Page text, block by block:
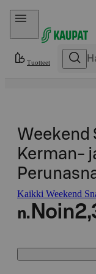
Hyppää sisältöön
Tuotteet
Weekend
Kerman-
Kaikki Weekend
n. Noin